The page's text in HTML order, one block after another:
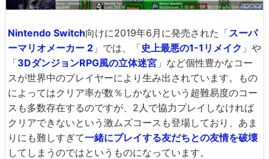
Nintendo Switch向けに2019年6月に発売された「スーパ
ーマリオメーカー 2 」では、「史上最悪の1-1リメイク 」や
「3DダンジョンRPG風の立体迷宮 」など個性豊かなコー
スが世界中のプレイヤーにより生み出されています。もの
によってはクリア率が数％しかないという超難易度のコー
スも多数存在するのですが、2人で協力プレイしなければ
クリアできないという激ムズコースも登場しており、あま
りにも難しすぎて一緒にプレイする友だちとの友情を破壊
してしまうのではというものになっています。